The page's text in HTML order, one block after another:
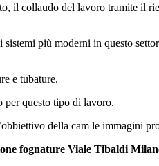
il collaudo del lavoro tramite il
sistemi più moderni in questo
e tubature.
per questo tipo di lavoro.
della cam le immagini
fognature Viale Tibaldi